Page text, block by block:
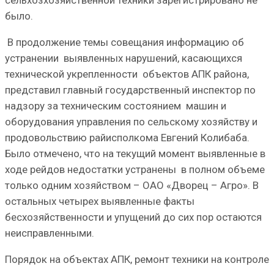
было.
В продолжение темы совещания информацию об
устранении выявленных нарушений, касающихся
технической укрепленности объектов АПК района,
представил главный государственный инспектор по
надзору за техническим состоянием машин и
оборудования управления по сельскому хозяйству и
продовольствию райисполкома Евгений Колибаба.
Было отмечено, что на текущий момент выявленные в
ходе рейдов недостатки устранены в полном объеме
только одним хозяйством – ОАО «Дворец – Агро». В
остальных четырех выявленные факты
бесхозяйственности и упущений до сих пор остаются
неисправленными.
Порядок на объектах АПК, ремонт техники на контроле